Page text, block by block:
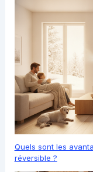
Quels sont les
réversible ?